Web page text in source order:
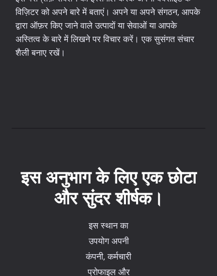
विज़िटर को अपने बारे में बताएं। अपने या अपने संगठन, आपके
द्वारा ऑफ़र किए जाने वाले उत्पादों या सेवाओं या आपके
अस्तित्व के बारे में लिखने पर विचार करें। एक सुसंगत संचार
शैली बनाए रखें।
इस अनुभाग के लिए एक छोटा
और सुंदर शीर्षक।
इस स्थान का
उपयोग अपनी
कंपनी, कर्मचारी
प्रोफाइल और